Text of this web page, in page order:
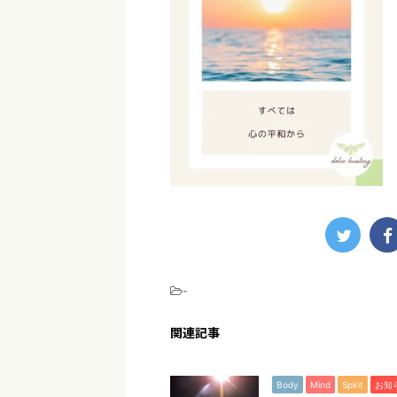
-
関連記事
Body Mind Spirit お知